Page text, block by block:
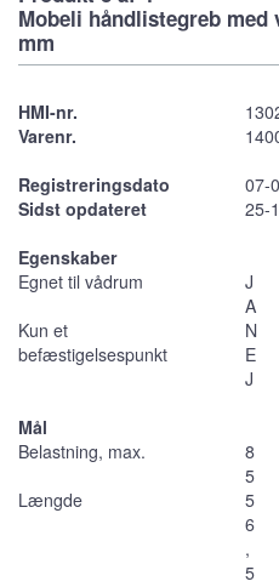
Mobeli håndlistegreb med
mm
HMI-nr.
Varenr.
Registreringsdato
07-
Sidst opdateret
25-
Egenskaber
Egnet til vådrum
J
A
Kun et
befæstigelsespunkt
N
E
J
Mål
Belastning, max.
8
5
Længde
5
6
,
5